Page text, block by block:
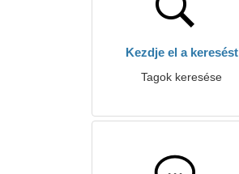
Kezdje el a keresést
Tagok keresése